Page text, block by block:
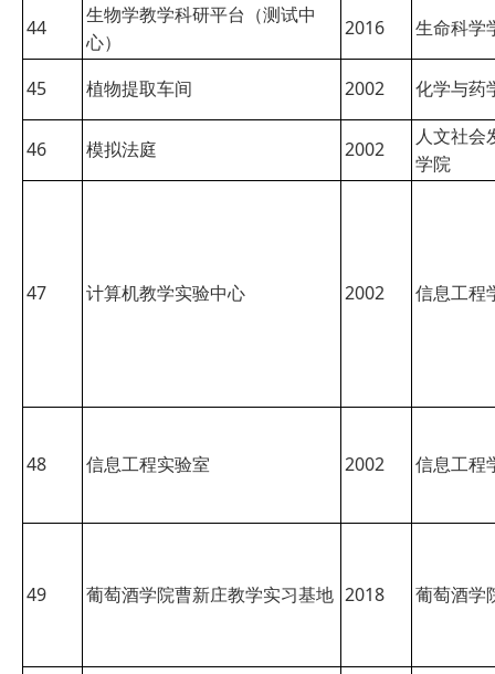
44
生物学教学科研平台（测试中
心）
2016 生命科学
45 植物提取车间 2002 化学与药
46 模拟法庭 2002
人文社会
学院
47 计算机教学实验中心 2002 信息工程
48 信息工程实验室 2002 信息工程
49 葡萄酒学院曹新庄教学实习基地 2018 葡萄酒学